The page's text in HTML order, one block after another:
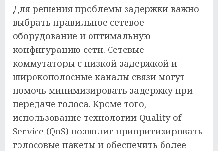
Для решения проблемы задержки важно
выбрать правильное сетевое
оборудование и оптимальную
конфигурацию сети. Сетевые
коммутаторы с низкой задержкой и
широкополосные каналы связи могут
помочь минимизировать задержку при
передаче голоса. Кроме того,
использование технологии Quality of
Service (QoS) позволит приоритизировать
голосовые пакеты и обеспечить более